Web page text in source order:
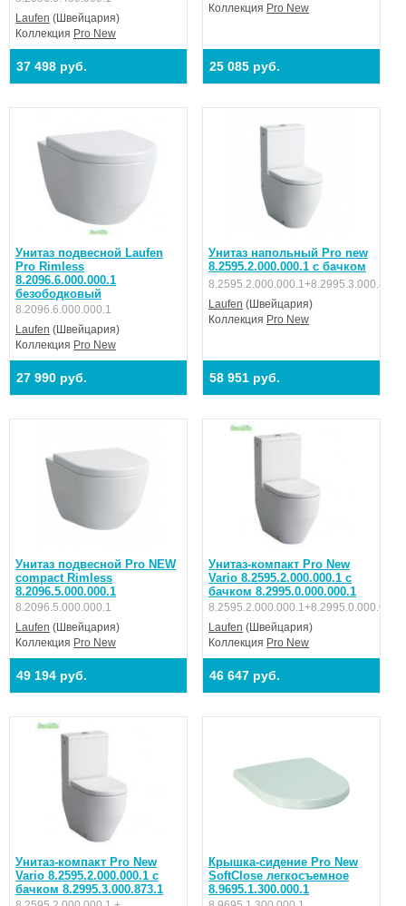
Laufen (Швейцария)
Коллекция Pro New
37 498 руб.
Коллекция Pro New
25 085 руб.
Унитаз подвесной Laufen
Pro Rimless
8.2096.6.000.000.1
безободковый
8.2096.6.000.000.1
Laufen (Швейцария)
Коллекция Pro New
27 990 руб.
Унитаз напольный Pro new
8.2595.2.000.000.1 с бачком
Laufen (Швейцария)
Коллекция Pro New
58 951 руб.
Унитаз подвесной Pro NEW
compact Rimless
8.2096.5.000.000.1
8.2096.5.000.000.1
Laufen (Швейцария)
Коллекция Pro New
49 194 руб.
Унитаз-компакт Pro New
Vario 8.2595.2.000.000.1 с
бачком 8.2995.0.000.000.1
Laufen (Швейцария)
Коллекция Pro New
46 647 руб.
Унитаз-компакт Pro New
Vario 8.2595.2.000.000.1 с
бачком 8.2995.3.000.873.1
Крышка-сидение Pro New
SoftClose легкосъемное
8.9695.1.300.000.1